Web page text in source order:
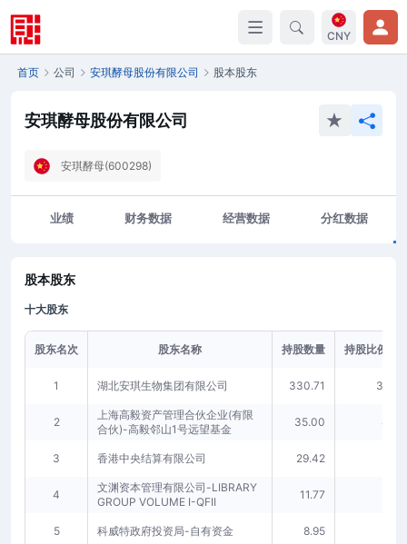
CNY
首页 公司 安琪酵母股份有限公司 股本股东
安琪酵母股份有限公司
安琪酵母(600298)
业绩 财务数据 经营数据 分红数据
股本股东
十大股东
股东名次 股东名称 持股数量 持股比例(%)
1 湖北安琪生物集团有限公司 330.71 38.07
2
上海高毅资产管理合伙企业(有限
合伙)-高毅邻山1号远望基金
35.00 4.03
3 香港中央结算有限公司 29.42
4
文渊资本管理有限公司-LIBRARY
GROUP VOLUME I-QFII
11.77
5 科威特政府投资局-自有资金 8.95